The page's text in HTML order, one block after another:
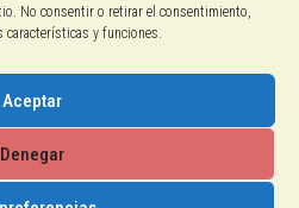
No consentir o retirar el consentimiento,
características y funciones.
Aceptar
Denegar